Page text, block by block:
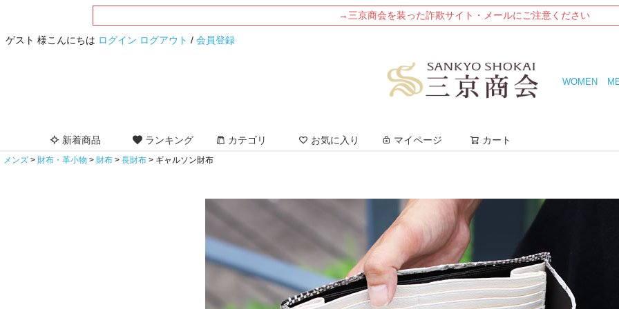
→三京商会を装った詐欺サイト・メールにご注意ください
ゲスト 様こんにちは ログイン ログアウト / 会員登録
WOMEN
新着商品 ランキング カテゴリ お気に入り マイページ カート
メンズ 財布・革小物 財布 長財布 ギャルソン財布